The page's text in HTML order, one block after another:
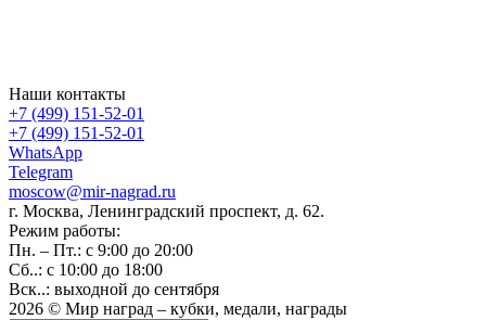
Наши контакты
+7 (499) 151-52-01
+7 (499) 151-52-01
WhatsApp
Telegram
moscow@mir-nagrad.ru
г. Москва, Ленинградский проспект, д. 62.
Режим работы:
Пн. – Пт.: с 9:00 до 20:00
Сб..: с 10:00 до 18:00
Вск..: выходной до сентября
2026 © Мир наград – кубки, медали, награды